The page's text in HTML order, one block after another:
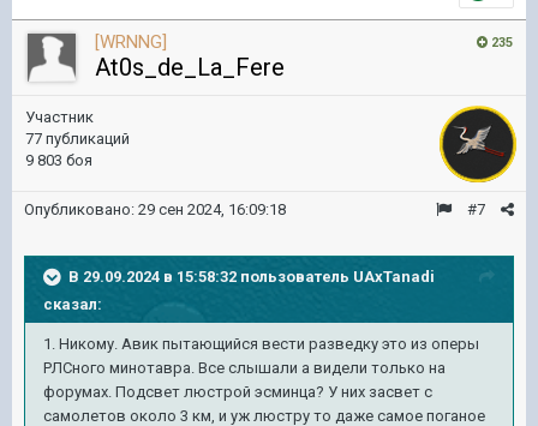
235
[WRNNG]
At0s_de_La_Fere
Участник
77 публикаций
9 803 боя
#7
Опубликовано: 29 сен 2024, 16:09:18
В 29.09.2024 в 15:58:32 пользователь UAxTanadi
сказал:
1. Никому. Авик пытающийся вести разведку это из оперы
РЛСного минотавра. Все слышали а видели только на
форумах. Подсвет люстрой эсминца? У них засвет с
самолетов около 3 км, и уж люстру то даже самое поганое